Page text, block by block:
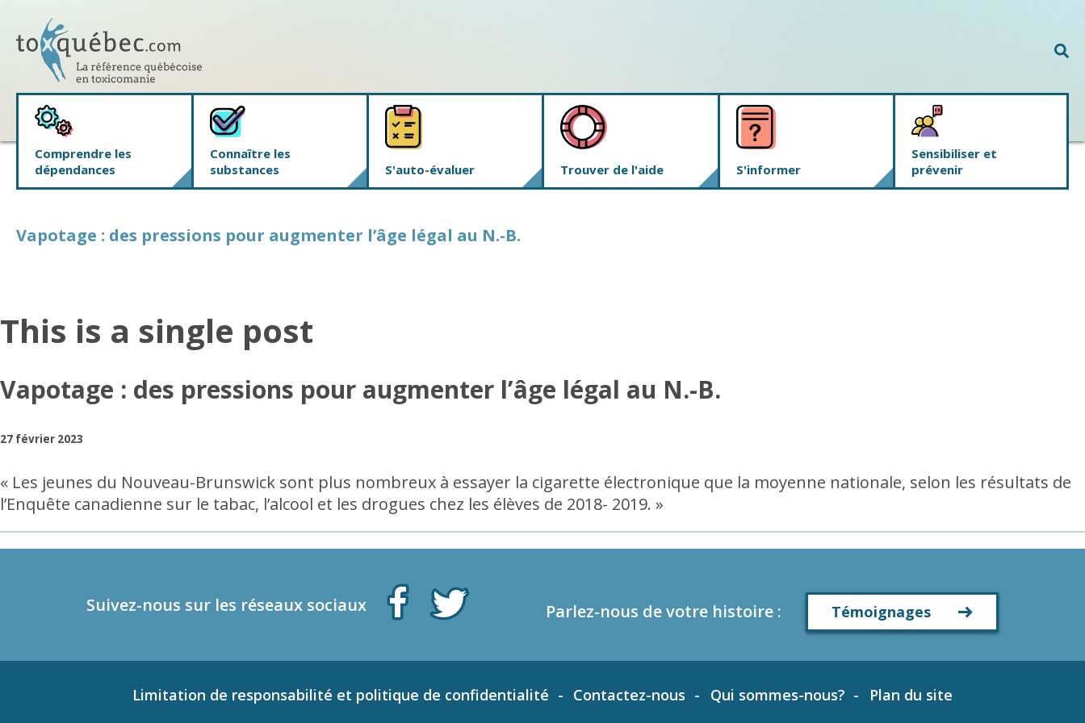
Comprendre les
dépendances
Connaître les
substances
S'auto-évaluer Trouver de l'aide S'informer
Sensibiliser et
prévenir
Vapotage : des pressions pour augmenter l’âge légal au N.-B.
This is a single post
Vapotage : des pressions pour augmenter l’âge légal au N.-B.
27 février 2023
« Les jeunes du Nouveau-Brunswick sont plus nombreux à essayer la cigarette électronique que la moyenne nationale, selon les résultats de
l’Enquête canadienne sur le tabac, l’alcool et les drogues chez les élèves de 2018- 2019. »
Suivez-nous sur les réseaux sociaux Parlez-nous de votre histoire : Témoignages
Limitation de responsabilité et politique de confidentialité Contactez-nous Qui sommes-nous? Plan du site